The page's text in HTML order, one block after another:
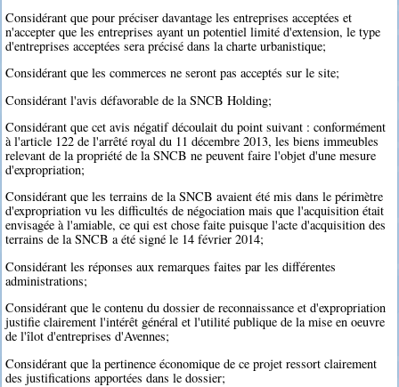
Considérant que pour préciser davantage les entreprises acceptées et
n'accepter que les entreprises ayant un potentiel limité d'extension, le type
d'entreprises acceptées sera précisé dans la charte urbanistique;
Considérant que les commerces ne seront pas acceptés sur le site;
Considérant l'avis défavorable de la SNCB Holding;
Considérant que cet avis négatif découlait du point suivant : conformément
à l'article 122 de l'arrêté royal du 11 décembre 2013, les biens immeubles
relevant de la propriété de la SNCB ne peuvent faire l'objet d'une mesure
d'expropriation;
Considérant que les terrains de la SNCB avaient été mis dans le périmètre
d'expropriation vu les difficultés de négociation mais que l'acquisition était
envisagée à l'amiable, ce qui est chose faite puisque l'acte d'acquisition des
terrains de la SNCB a été signé le 14 février 2014;
Considérant les réponses aux remarques faites par les différentes
administrations;
Considérant que le contenu du dossier de reconnaissance et d'expropriation
justifie clairement l'intérêt général et l'utilité publique de la mise en oeuvre
de l'îlot d'entreprises d'Avennes;
Considérant que la pertinence économique de ce projet ressort clairement
des justifications apportées dans le dossier;